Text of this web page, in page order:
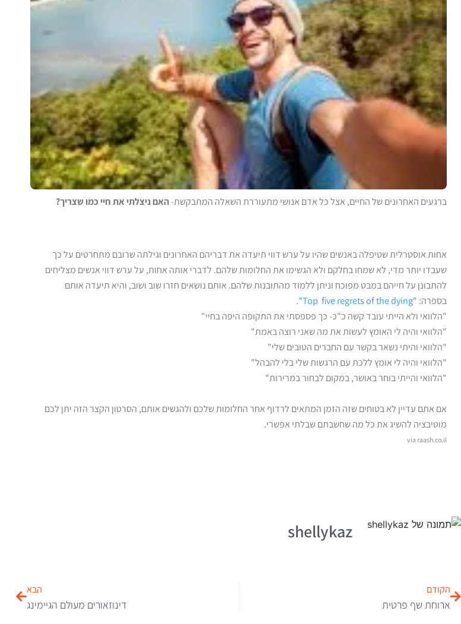
ברגעים האחרונים של החיים, אצל כל אדם אנושי מתעוררת השאלה המתבקשת-האם ניצלתי את חיי כמו שצריך?
אחות אוסטרלית שטיפלה באנשים שהיו על ערש דווי תיעדה את דבריהם האחרונים וגילתה שרובם מתחרטים על כך
שעבדו יותר מדי, לא שמחו בחלקם ולא הגשימו את החלומות שלהם. לדברי אותה אחות, על ערש דווי אנשים מצליחים
להתבונן על חייהם במבט מפוכח וניתן ללמוד מהתובנות שלהם. אותם נושאים חזרו שוב ושוב, והיא תיעדה אותם
בספרה: "Top five regrets of the dying"
.
"הלוואי ולא הייתי עובד קשה כ"כ- כך פספסתי את התקופה היפה בחיי"
"הלוואי והיה לי האומץ לעשות את מה שאני רוצה באמת"
"הלוואי והיתי נשאר בקשר עם החברים הטובים שלי"
"הלוואי והיה לי אומץ ללכת עם הרגשות שלי בלי להבהל"
"הלוואי והייתי בוחר באושר, במקום לבחור במרירות"
אם אתם עדיין לא בטוחים שזה הזמן המתאים לרדוף אחר החלומות שלכם ולהגשים אותם, הסרטון הקצר הזה יתן לכם
מוטיבציה להשיג את כל מה שחשבתם שבלתי אפשרי.
via raash.co.il
shellykaz
הקודם
ארוחת שף פרטית
הבא
דינוזאורים מעולם הגיימינג